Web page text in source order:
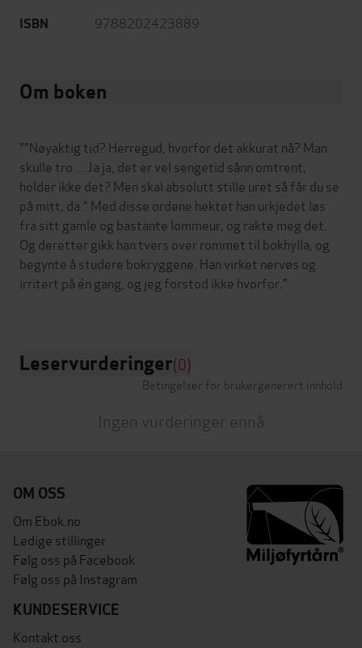
ISBN 9788202423889
Om boken
""Nøyaktig tid? Herregud, hvorfor det akkurat nå? Man
skulle tro ... Ja ja, det er vel sengetid sånn omtrent,
holder ikke det? Men skal absolutt stille uret så får du se
på mitt, da." Med disse ordene hektet han urkjedet løs
fra sitt gamle og bastante lommeur, og rakte meg det.
Og deretter gikk han tvers over rommet til bokhylla, og
begynte å studere bokryggene. Han virket nervøs og
irritert på én gang, og jeg forstod ikke hvorfor."
Leservurderinger(0)
Betingelser for brukergenerert innhold
Ingen vurderinger ennå
OM OSS
Om Ebok.no
Ledige stillinger
Følg oss på Facebook
Følg oss på Instagram
KUNDESERVICE
Kontakt oss